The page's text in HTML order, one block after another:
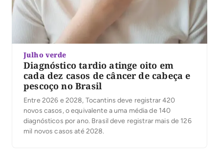
Julho verde
Diagnóstico tardio atinge oito em
cada dez casos de câncer de cabeça e
pescoço no Brasil
Entre 2026 e 2028, Tocantins deve registrar 420
novos casos, o equivalente a uma média de 140
diagnósticos por ano. Brasil deve registrar mais de 126
mil novos casos até 2028.